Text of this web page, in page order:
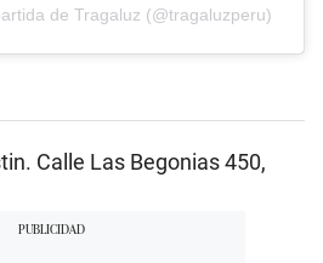
de Tragaluz (@tragaluzperu)
Calle Las Begonias 450,